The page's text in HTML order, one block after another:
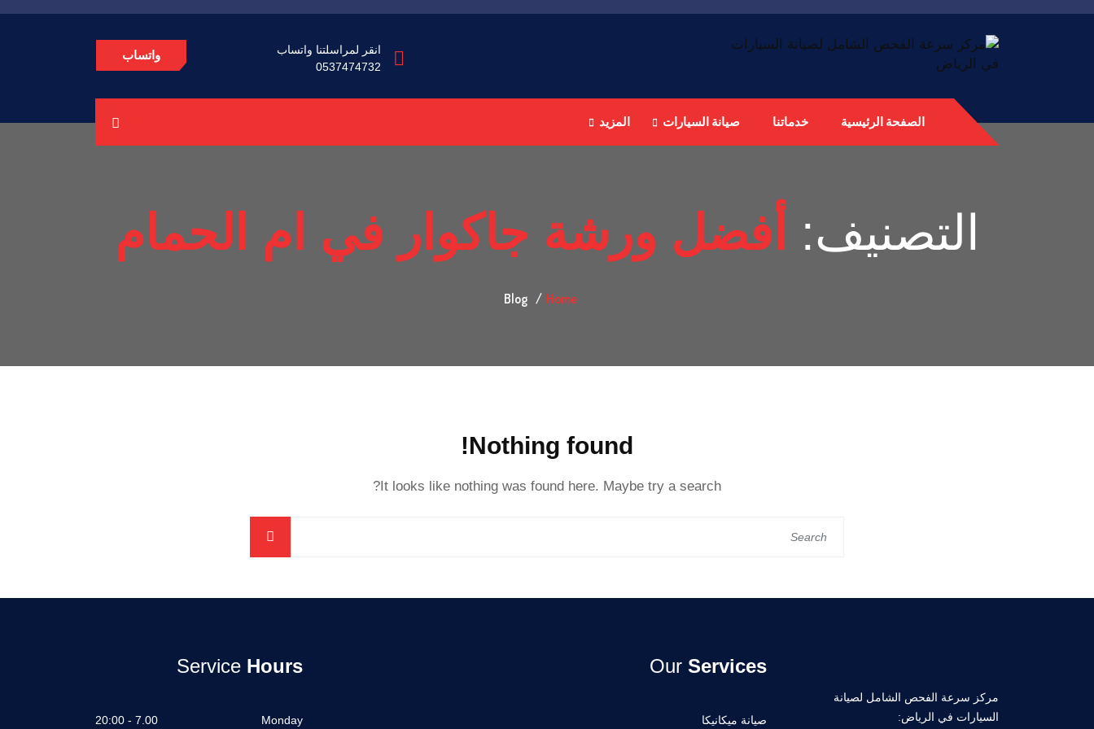
انقر لمراسلتنا واتساب
0537474732
واتساب
الصفحة الرئيسية خدماتنا صيانة السيارات المزيد
التصنيف: أفضل ورشة جاكوار في ام الحمام
Home
Blog
Nothing found!
It looks like nothing was found here. Maybe try a search?
مركز سرعة الفحص الشامل لصيانة
السيارات في الرياض:
Our Services
صيانة ميكانيكا
Service Hours
Monday
7.00 - 20:00